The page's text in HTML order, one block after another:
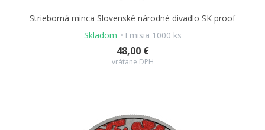
Strieborná minca Slovenské národné divadlo SK proof
Skladom
Emisia 1000 ks
48,00 €
vrátane DPH